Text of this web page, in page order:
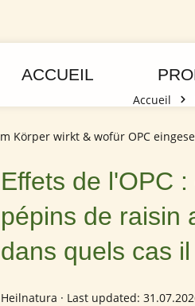
ACCUEIL
Accueil
Effets de l'OPC
pépins de raisin
dans quels cas
Heilnatura · Last updated: